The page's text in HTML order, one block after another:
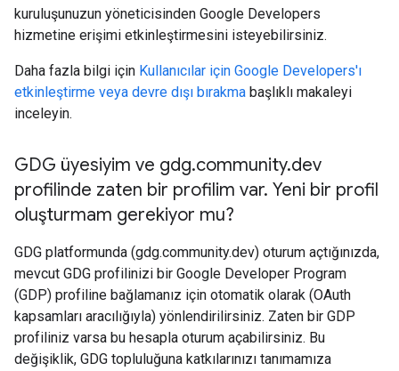
kuruluşunuzun yöneticisinden Google Developers
hizmetine erişimi etkinleştirmesini isteyebilirsiniz.
Daha fazla bilgi için Kullanıcılar için Google Developers'ı
etkinleştirme veya devre dışı bırakma başlıklı makaleyi
inceleyin.
GDG üyesiyim ve gdg.community.dev
profilinde zaten bir profilim var. Yeni bir profil
oluşturmam gerekiyor mu?
GDG platformunda (gdg.community.dev) oturum açtığınızda,
mevcut GDG profilinizi bir Google Developer Program
(GDP) profiline bağlamanız için otomatik olarak (OAuth
kapsamları aracılığıyla) yönlendirilirsiniz. Zaten bir GDP
profiliniz varsa bu hesapla oturum açabilirsiniz. Bu
değişiklik, GDG topluluğuna katkılarınızı tanımamıza